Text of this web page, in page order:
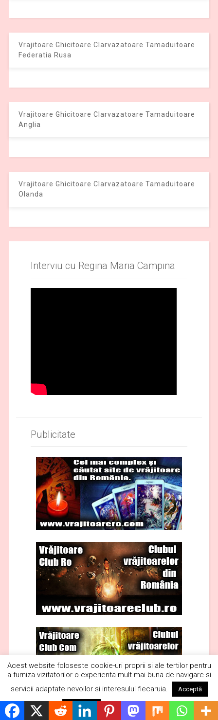
Vrajitoare Ghicitoare Clarvazatoare Tamaduitoare
Federatia Rusa
Vrajitoare Ghicitoare Clarvazatoare Tamaduitoare
Anglia
Vrajitoare Ghicitoare Clarvazatoare Tamaduitoare
Olanda
Interviu cu Regina Maria Campina
Publicitate
Acest website foloseste cookie-uri proprii si ale tertilor pentru
a furniza vizitatorilor o experienta mult mai buna de navigare si
servicii adaptate nevoilor si interesului fiecaruia.
Acceptă
Respinge Citește mai mult